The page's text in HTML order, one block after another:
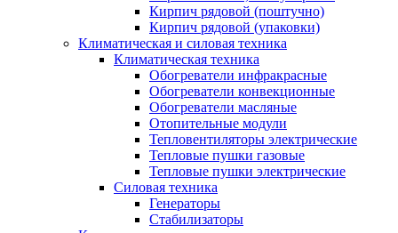
Кирпич рядовой (поштучно)
Кирпич рядовой (упаковки)
Климатическая и силовая техника
Климатическая техника
Обогреватели инфракрасные
Обогреватели конвекционные
Обогреватели масляные
Отопительные модули
Тепловентиляторы электрические
Тепловые пушки газовые
Тепловые пушки электрические
Силовая техника
Генераторы
Стабилизаторы